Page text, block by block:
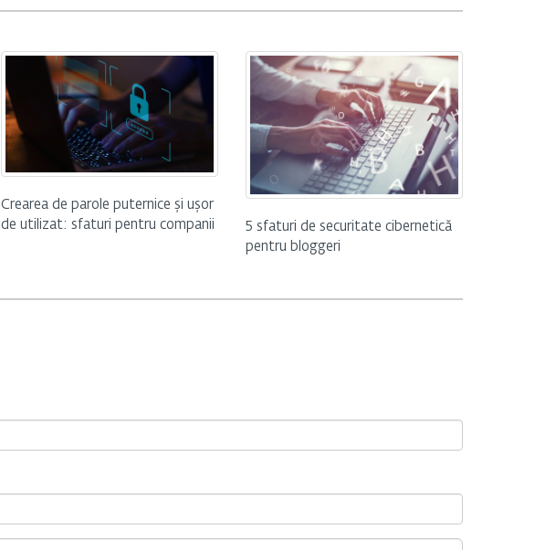
Crearea de parole puternice și ușor
de utilizat: sfaturi pentru companii
5 sfaturi de securitate cibernetică
pentru bloggeri